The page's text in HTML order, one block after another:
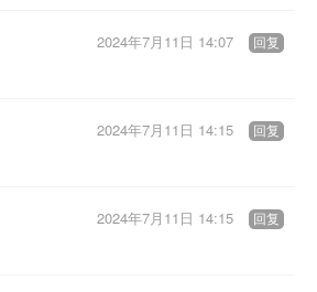
2024年7月11日 14:07 回复
2024年7月11日 14:15 回复
2024年7月11日 14:15 回复